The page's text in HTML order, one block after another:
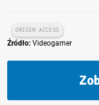
ORIGIN ACCESS
Źródło: Videogamer